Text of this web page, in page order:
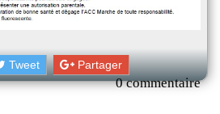
Tweet Partager
0 commentaire